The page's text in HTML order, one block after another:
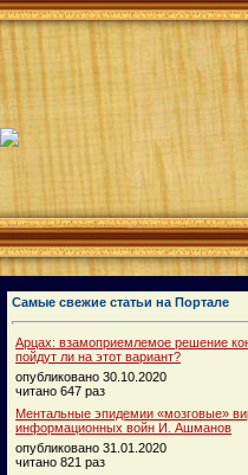
Самые свежие статьи на Портале
Арцах: взамоприемлемое решение
пойдут ли на этот вариант?
опубликовано 30.10.2020
читано 647 раз
Ментальные эпидемии «мозговые»
информационных войн И. Ашманов
опубликовано 31.01.2020
читано 821 раз